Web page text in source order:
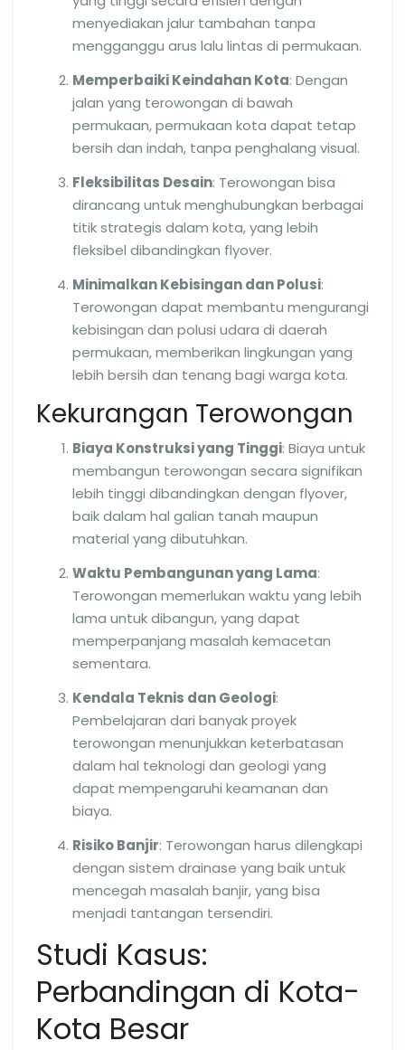
menyediakan jalur tambahan tanpa
mengganggu arus lalu lintas di permukaan.
Memperbaiki Keindahan Kota: Dengan
jalan yang terowongan di bawah
permukaan, permukaan kota dapat tetap
bersih dan indah, tanpa penghalang visual.
Fleksibilitas Desain: Terowongan bisa
dirancang untuk menghubungkan berbagai
titik strategis dalam kota, yang lebih
fleksibel dibandingkan flyover.
Minimalkan Kebisingan dan Polusi:
Terowongan dapat membantu mengurangi
kebisingan dan polusi udara di daerah
permukaan, memberikan lingkungan yang
lebih bersih dan tenang bagi warga kota.
Kekurangan Terowongan
Biaya Konstruksi yang Tinggi: Biaya untuk
membangun terowongan secara signifikan
lebih tinggi dibandingkan dengan flyover,
baik dalam hal galian tanah maupun
material yang dibutuhkan.
Waktu Pembangunan yang Lama:
Terowongan memerlukan waktu yang lebih
lama untuk dibangun, yang dapat
memperpanjang masalah kemacetan
sementara.
Kendala Teknis dan Geologi:
Pembelajaran dari banyak proyek
terowongan menunjukkan keterbatasan
dalam hal teknologi dan geologi yang
dapat mempengaruhi keamanan dan
biaya.
Risiko Banjir: Terowongan harus dilengkapi
dengan sistem drainase yang baik untuk
mencegah masalah banjir, yang bisa
menjadi tantangan tersendiri.
Studi Kasus:
Perbandingan di Kota-
Kota Besar